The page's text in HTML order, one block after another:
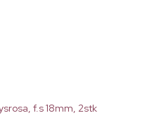
f.s 18mm, 2stk